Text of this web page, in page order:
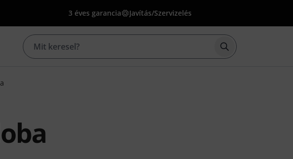
3 éves garancia Javítás/Szervizelés
Keresés indítása